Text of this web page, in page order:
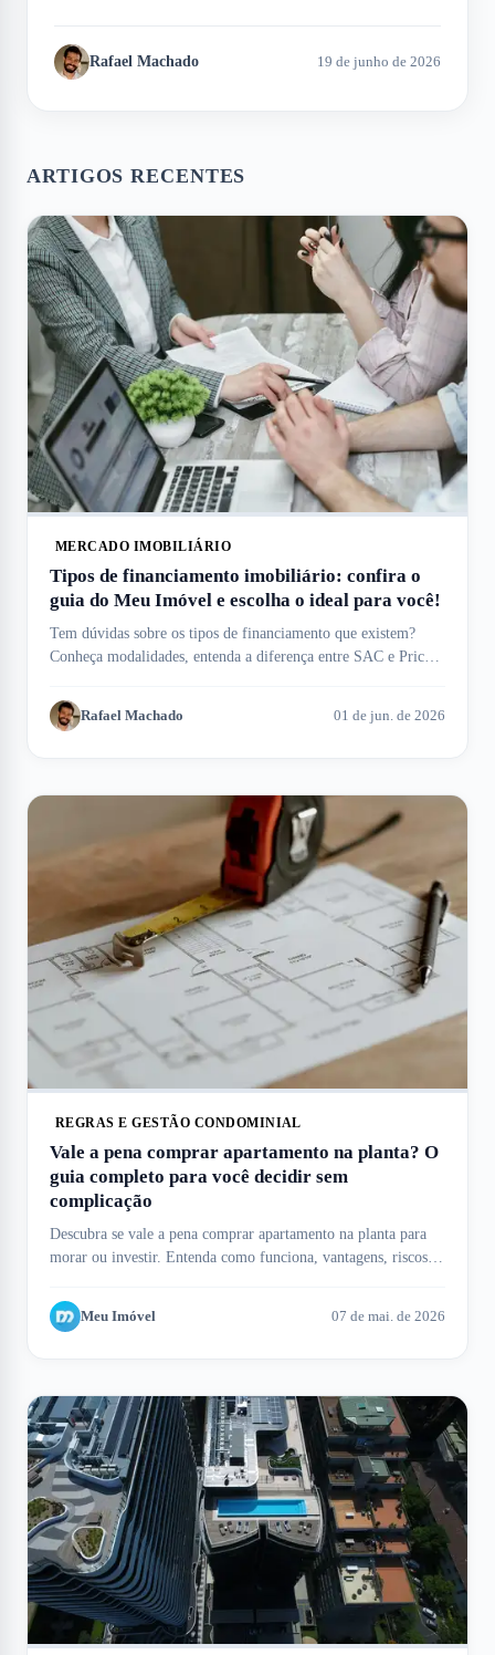
Rafael Machado 19 de junho de 2026
ARTIGOS RECENTES
MERCADO IMOBILIÁRIO
Tipos de financiamento imobiliário: confira o
guia do Meu Imóvel e escolha o ideal para você!
Tem dúvidas sobre os tipos de financiamento que existem?
Conheça modalidades, entenda a diferença entre SAC e Price e
Rafael Machado 01 de jun. de 2026
REGRAS E GESTÃO CONDOMINIAL
Vale a pena comprar apartamento na planta? O
guia completo para você decidir sem
complicação
Descubra se vale a pena comprar apartamento na planta para
morar ou investir. Entenda como funciona, vantagens, riscos e
Meu Imóvel 07 de mai. de 2026